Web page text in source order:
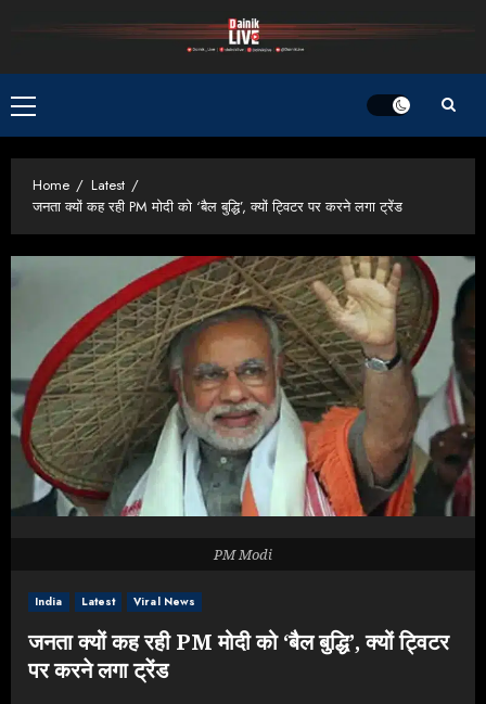
Primary
Menu
Home
Latest
जनता क्यों कह रही PM मोदी को ‘बैल बुद्धि’, क्यों ट्विटर पर करने लगा ट्रेंड
India Latest Viral News
जनता क्यों कह रही PM मोदी को ‘बैल बुद्धि’, क्यों ट्विटर
पर करने लगा ट्रेंड
PM Modi